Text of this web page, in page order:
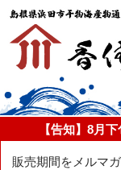
【告知】8月
販売期間をメルマ